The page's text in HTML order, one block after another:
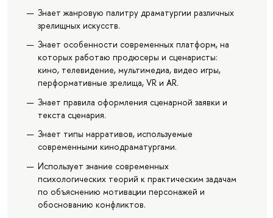
Знает жанровую палитру драматургии различных
зрелищных искусств.
Знает особенности современных платформ, на
которых работаю продюсеры и сценаристы:
кино, телевидение, мультимедиа, видео игры,
перформативные зрелища, VR и AR.
Знает правила оформления сценарной заявки и
текста сценария.
Знает типы нарративов, используемые
современными кинодраматургами.
Использует знание современных
психологических теорий к практическим задачам
по объяснению мотивации персонажей и
обоснованию конфликтов.